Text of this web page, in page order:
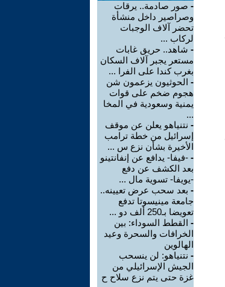
- صور صادمة.. يرقات
وصراصير داخل منشأة
تحضر آلاف الوجبات
لركاب ...
- شاهد.. حريق غابات
مستعر يجبر آلاف السكان
بغرب كندا على الفرا ...
- الحوثيون يزعمون شن
هجوم ضخم على قوات
يمنية وسعودية في المخا
...
- نتنياهو يعلن عن موقف
إسرائيل من خطة ترامب
الأخيرة بشأن نزع س ...
- -فيفا- يدافع عن إنفانتينو
بعد الكشف عن دفع
-يويفا- تسوية مال ...
- بعد سحب عرض تعيينه..
جامعة مينيسوتا تدفع
تعويضا بـ250 ألف دو ...
- القطط السوداء: بين
الخرافات والسحرة وعيد
الهالوين
- نتنياهو: لن ينسحب
الجيش الإسرائيلي من
غزة حتى يتم نزع سلاح ح